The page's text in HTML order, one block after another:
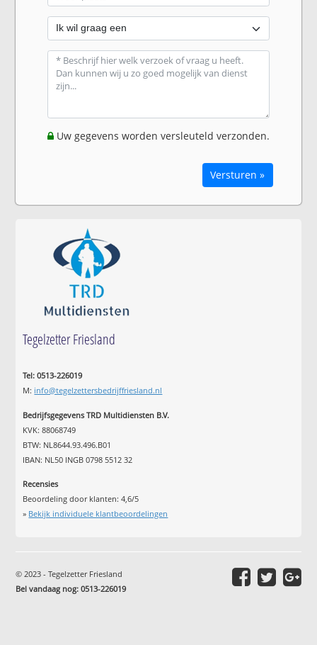
Uw gegevens worden versleuteld verzonden.
Versturen »
Tegelzetter Friesland
Tel: 0513-226019
M: info@tegelzettersbedrijffriesland.nl
Bedrijfsgegevens TRD Multidiensten B.V.
KVK: 88068749
BTW: NL8644.93.496.B01
IBAN: NL50 INGB 0798 5512 32
Recensies
Beoordeling door klanten:4,6/5
» Bekijk individuele klantbeoordelingen
© 2023 - Tegelzetter Friesland
Bel vandaag nog: 0513-226019